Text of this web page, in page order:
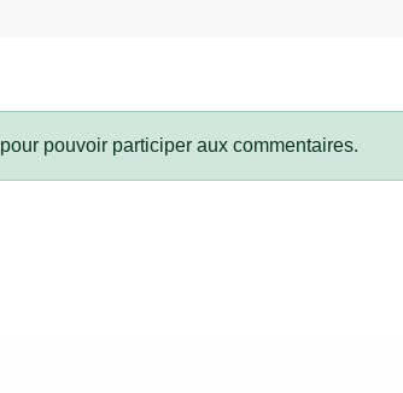
pour pouvoir participer aux commentaires.